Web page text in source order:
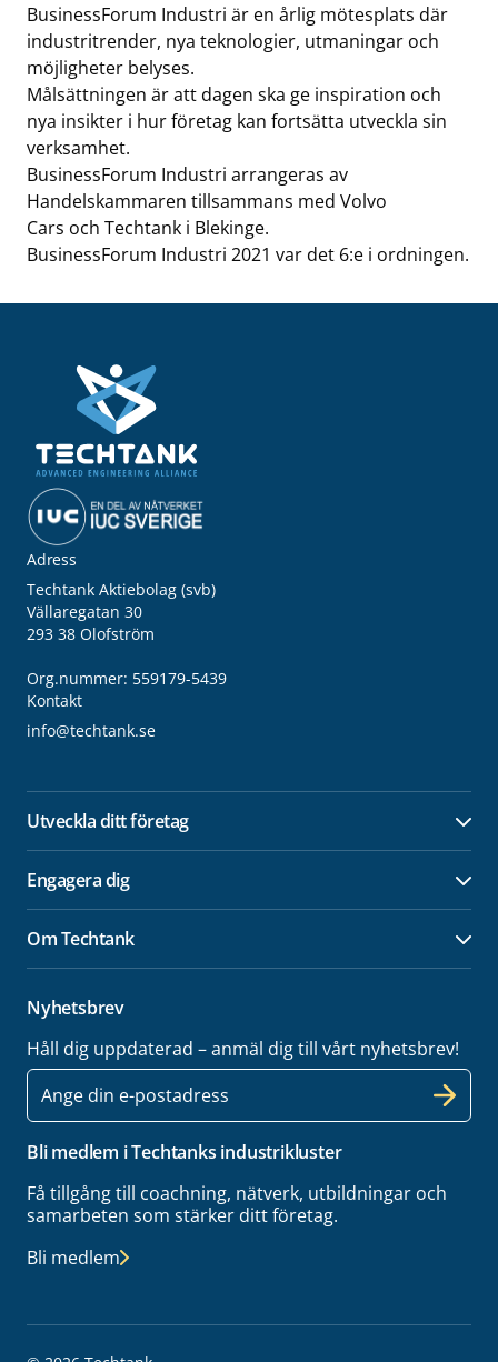
BusinessForum Industri är en årlig mötesplats där
industritrender, nya teknologier, utmaningar och
möjligheter belyses.
Målsättningen är att dagen ska ge inspiration och
nya insikter i hur företag kan fortsätta utveckla sin
verksamhet.
BusinessForum Industri arrangeras av
Handelskammaren tillsammans med Volvo
Cars och Techtank i Blekinge.
BusinessForum Industri 2021 var det 6:e i ordningen.
Adress
Techtank Aktiebolag (svb)
Vällaregatan 30
293 38 Olofström
Org.nummer: 559179-5439
Kontakt
info@techtank.se
Utveckla ditt företag
Engagera dig
Om Techtank
Nyhetsbrev
Håll dig uppdaterad – anmäl dig till vårt nyhetsbrev!
E-
post
Bli medlem i Techtanks industrikluster
Få tillgång till coachning, nätverk, utbildningar och
samarbeten som stärker ditt företag.
Bli medlem